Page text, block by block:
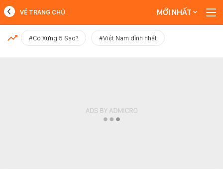
MỚI NHẤT
VỀ TRANG CHỦ MỚI NHẤT
#Có Xứng 5 Sao? #Việt Nam đỉnh nhất